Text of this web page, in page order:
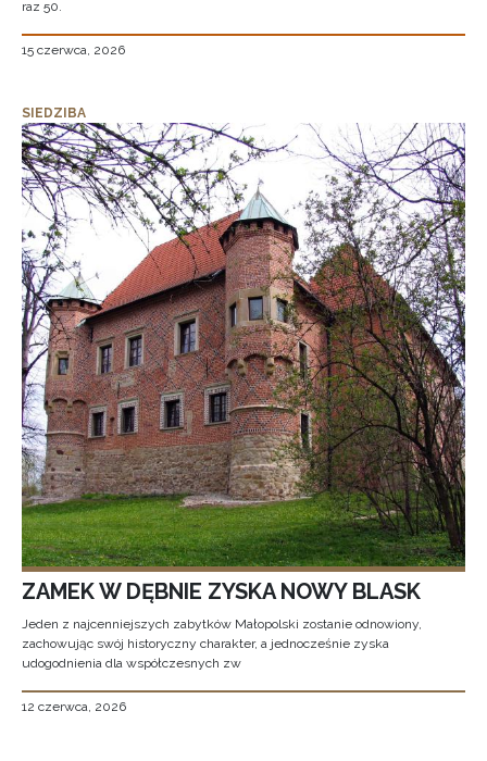
raz 50.
15 czerwca, 2026
SIEDZIBA
ZAMEK W DĘBNIE ZYSKA NOWY BLASK
Jeden z najcenniejszych zabytków Małopolski zostanie odnowiony,
zachowując swój historyczny charakter, a jednocześnie zyska
udogodnienia dla współczesnych zw
12 czerwca, 2026